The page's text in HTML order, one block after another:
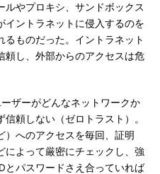
ルやプロキシ、サンドボックス
イントラネットに侵入するのを
ものだった。イントラネット
頼し、外部からのアクセスは危
ザーがどんなネットワークか
頼しない（ゼロトラスト）。
）へのアクセスを毎回、証明
によって厳密にチェックし、強
とパスワードさえ合っていれば